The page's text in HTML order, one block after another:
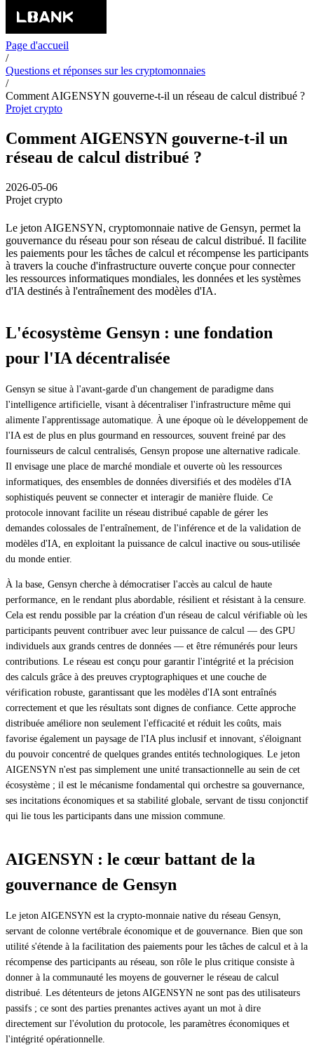
Page d'accueil
/
Questions et réponses sur les cryptomonnaies
/
Comment AIGENSYN gouverne-t-il un réseau de calcul distribué ?
Projet crypto
Comment AIGENSYN gouverne-t-il un
réseau de calcul distribué ?
2026-05-06
Projet crypto
Le jeton AIGENSYN, cryptomonnaie native de Gensyn, permet la
gouvernance du réseau pour son réseau de calcul distribué. Il facilite
les paiements pour les tâches de calcul et récompense les participants
à travers la couche d'infrastructure ouverte conçue pour connecter
les ressources informatiques mondiales, les données et les systèmes
d'IA destinés à l'entraînement des modèles d'IA.
L'écosystème Gensyn : une fondation
pour l'IA décentralisée
Gensyn se situe à l'avant-garde d'un changement de paradigme dans
l'intelligence artificielle, visant à décentraliser l'infrastructure même qui
alimente l'apprentissage automatique. À une époque où le développement de
l'IA est de plus en plus gourmand en ressources, souvent freiné par des
fournisseurs de calcul centralisés, Gensyn propose une alternative radicale.
Il envisage une place de marché mondiale et ouverte où les ressources
informatiques, des ensembles de données diversifiés et des modèles d'IA
sophistiqués peuvent se connecter et interagir de manière fluide. Ce
protocole innovant facilite un réseau distribué capable de gérer les
demandes colossales de l'entraînement, de l'inférence et de la validation de
modèles d'IA, en exploitant la puissance de calcul inactive ou sous-utilisée
du monde entier.
À la base, Gensyn cherche à démocratiser l'accès au calcul de haute
performance, en le rendant plus abordable, résilient et résistant à la censure.
Cela est rendu possible par la création d'un réseau de calcul vérifiable où les
participants peuvent contribuer avec leur puissance de calcul — des GPU
individuels aux grands centres de données — et être rémunérés pour leurs
contributions. Le réseau est conçu pour garantir l'intégrité et la précision
des calculs grâce à des preuves cryptographiques et une couche de
vérification robuste, garantissant que les modèles d'IA sont entraînés
correctement et que les résultats sont dignes de confiance. Cette approche
distribuée améliore non seulement l'efficacité et réduit les coûts, mais
favorise également un paysage de l'IA plus inclusif et innovant, s'éloignant
du pouvoir concentré de quelques grandes entités technologiques. Le jeton
AIGENSYN n'est pas simplement une unité transactionnelle au sein de cet
écosystème ; il est le mécanisme fondamental qui orchestre sa gouvernance,
ses incitations économiques et sa stabilité globale, servant de tissu conjonctif
qui lie tous les participants dans une mission commune.
AIGENSYN : le cœur battant de la
gouvernance de Gensyn
Le jeton AIGENSYN est la crypto-monnaie native du réseau Gensyn,
servant de colonne vertébrale économique et de gouvernance. Bien que son
utilité s'étende à la facilitation des paiements pour les tâches de calcul et à la
récompense des participants au réseau, son rôle le plus critique consiste à
donner à la communauté les moyens de gouverner le réseau de calcul
distribué. Les détenteurs de jetons AIGENSYN ne sont pas des utilisateurs
passifs ; ce sont des parties prenantes actives ayant un mot à dire
directement sur l'évolution du protocole, les paramètres économiques et
l'intégrité opérationnelle.